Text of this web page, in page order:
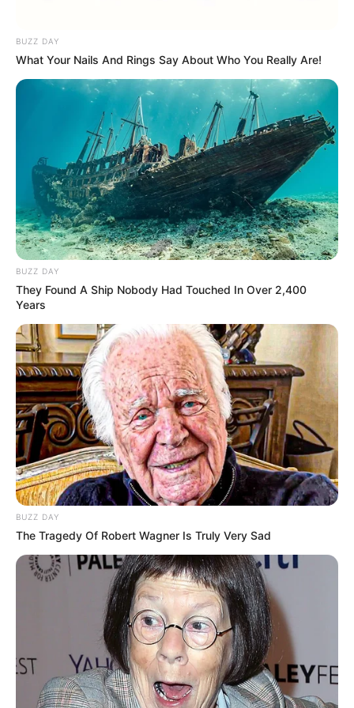
8 Karakter BT21, Stiker
Animasi BTS yang
Menggemaskan
V BTS
BUZZ DAY
What Your Nails And Rings Say About Who You Really Are!
BUZZ DAY
They Found A Ship Nobody Had Touched In Over 2,400
Years
BUZZ DAY
The Tragedy Of Robert Wagner Is Truly Very Sad